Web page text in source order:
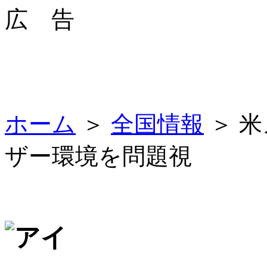
広 告
ホーム ＞ 全国情報 ＞
ザー環境を問題視